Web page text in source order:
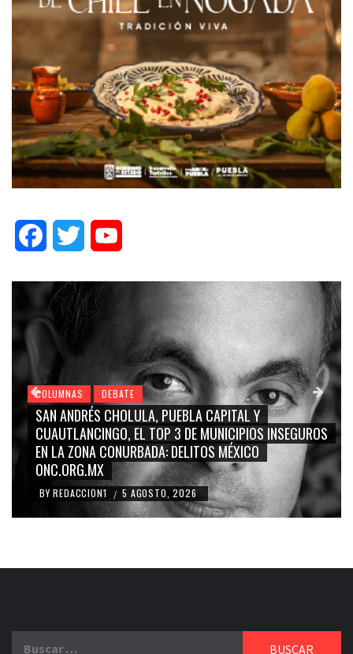
FacebookTwitter
COLUMNAS DEBATE
GRACE PALOMARES, NAY SALVATORI, SERGIO MAYER,
CARMEN SALINAS “LA CORCHOLATA”, CUAUHTÉMOC
BLANCO, SILVIA PINAL: LA TRIVIALIZACIÓN Y
RIDICULIZACIÓN DE LA REPRESENTACIÓN CIUDADANA
BY REDACCION1 / 4 AGOSTO, 2026